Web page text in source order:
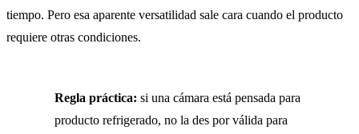
tiempo. Pero esa aparente versatilidad sale cara cuando el producto
requiere otras condiciones.
Regla práctica: si una cámara está pensada para
producto refrigerado, no la des por válida para